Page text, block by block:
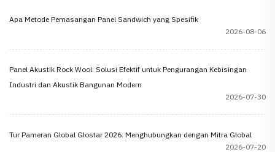
Apa Metode Pemasangan Panel Sandwich yang Spesifik
2026-08-06
Panel Akustik Rock Wool: Solusi Efektif untuk Pengurangan Kebisingan
Industri dan Akustik Bangunan Modern
2026-07-30
Tur Pameran Global Glostar 2026: Menghubungkan dengan Mitra Global
2026-07-20